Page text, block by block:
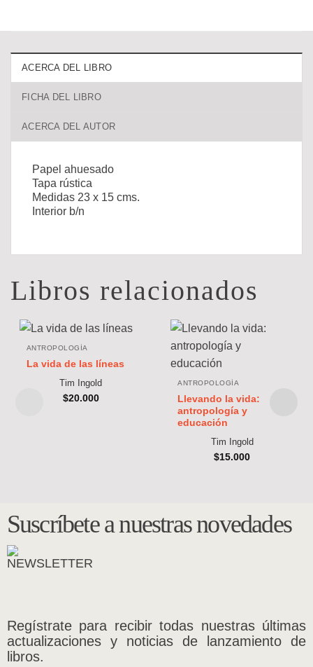
ACERCA DEL LIBRO
FICHA DEL LIBRO
ACERCA DEL AUTOR
Papel ahuesado
Tapa rústica
Medidas 23 x 15 cms.
Interior b/n
Libros relacionados
ANTROPOLOGÍA
La vida de las líneas
Tim Ingold
$20.000
ANTROPOLOGÍA
Llevando la vida:
antropología y
educación
Tim Ingold
$15.000
Suscríbete a nuestras novedades
Regístrate para recibir todas nuestras últimas
actualizaciones y noticias de lanzamiento de
libros.